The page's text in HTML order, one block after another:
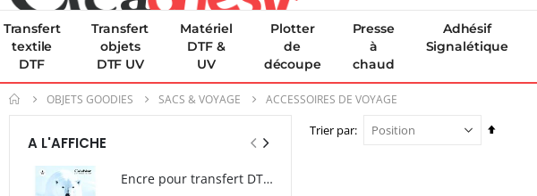
Transfert
textile
DTF
Transfert
objets
DTF UV
Matériel
DTF &
UV
Plotter
de
découpe
Presse
à
chaud
Adhésif
Signalétique
OBJETS GOODIES SACS & VOYAGE ACCESSOIRES DE VOYAGE
Trier par
Par
A L'AFFICHE
Encre pour transfert DTF - 2eme Génération - Blanc - 1L